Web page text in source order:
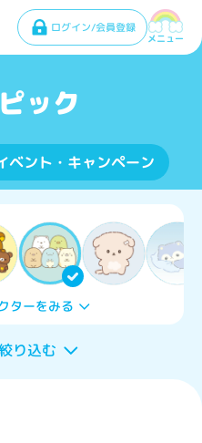
ログイン/会員登録
メニュー
ック
ベント・キャンペーン
ターをみる
り込む